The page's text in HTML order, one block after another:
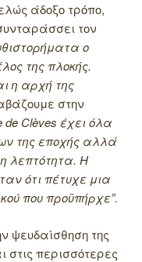
άδοξο τρόπο,
τον
ο
της πλοκής.
η αρχή της
στην
de Clèves έχει όλα
της εποχής αλλά
λεπτότητα. Η
ότι πέτυχε μια
που προϋπήρχε”.
ψευδαίσθηση της
στις περισσότερες